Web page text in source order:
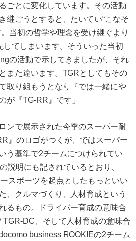
ごとに変化しています。その活動
継ごうとすると、たいてい“こなそ
当初の哲学や理念を受け継ぐより
してしまいます。そういった当初
の活動で示してきましたが、それ
また違います。TGRとしてもその
取り組もうとなり『では一緒にや
が『TG-RR』です」
ンで展示された今季のスーパー耐
』のロゴがつくが、ではスーパー
う基準で2チームにつけられてい
説明にも記されているとおり、
スポーツを起点としたもっといい
、クルマづくり、人材育成という
るもの。ドライバー育成の意味合
TGR-DC、そして人材育成の意味合
business ROOKIEの2チーム